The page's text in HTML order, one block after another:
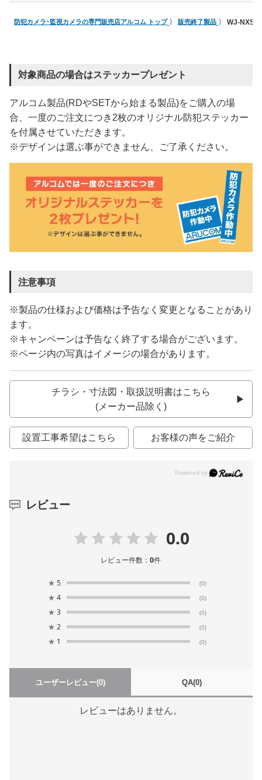
防犯カメラ･監視カメラの専門販売店アルコム トップ 販売終了製品 WJ-
対象商品の場合はステッカープレゼント
アルコム製品(RDやSETから始まる製品)をご購入の場
合、一度のご注文につき2枚のオリジナル防犯ステッカー
を付属させていただきます。
※デザインは選ぶ事ができません、ご了承ください。
注意事項
※製品の仕様および価格は予告なく変更となることがあり
ます。
※キャンペーンは予告なく終了する場合がございます。
※ページ内の写真はイメージの場合があります。
チラシ・寸法図・取扱説明書はこちら
(メーカー品除く)
設置工事希望はこちら お客様の声をご紹介
レビュー
0.0
レビュー件数：0件
★ 5 (0)
★ 4 (0)
★ 3 (0)
★ 2 (0)
★ 1 (0)
ユーザーレビュー(0) QA(0)
レビューはありません。